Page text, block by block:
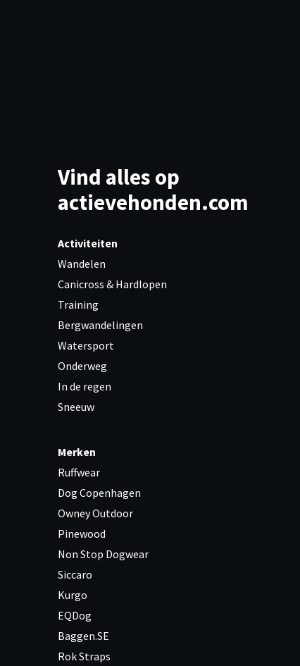
Vind alles op
actievehonden.com
Activiteiten
Wandelen
Canicross & Hardlopen
Training
Bergwandelingen
Watersport
Onderweg
In de regen
Sneeuw
Merken
Ruffwear
Dog Copenhagen
Owney Outdoor
Pinewood
Non Stop Dogwear
Siccaro
Kurgo
EQDog
Baggen.SE
Rok Straps